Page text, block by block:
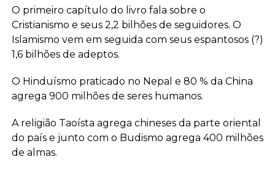
O primeiro capítulo do livro fala sobre o
Cristianismo e seus 2,2 bilhões de seguidores. O
Islamismo vem em seguida com seus espantosos (?)
1,6 bilhões de adeptos.
O Hinduísmo praticado no Nepal e 80 % da China
agrega 900 milhões de seres humanos.
A religião Taoísta agrega chineses da parte oriental
do país e junto com o Budismo agrega 400 milhões
de almas.